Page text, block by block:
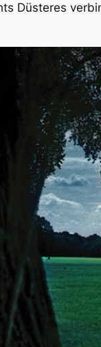
Düsteres